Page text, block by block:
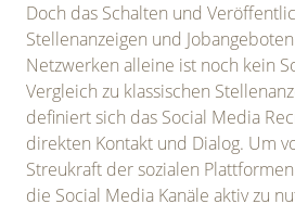
Doch das Schalten und
Stellenanzeigen und
Netzwerken alleine ist noch kein
Vergleich zu klassischen
definiert sich das Social Media
direkten Kontakt und Dialog. Um
Streukraft der sozialen
die Social Media Kanäle aktiv zu